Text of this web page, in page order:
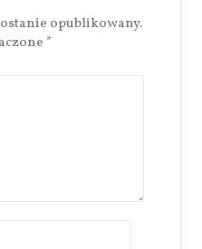
opublikowany.
*